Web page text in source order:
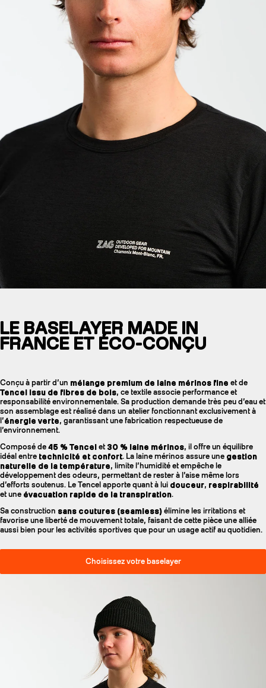
LE BASELAYER MADE IN
FRANCE ET ÉCO-CONÇU
Conçu à partir d’un mélange premium de laine mérinos fine et de
Tencel issu de fibres de bois, ce textile associe performance et
responsabilité environnementale. Sa production demande très peu d’eau et
son assemblage est réalisé dans un atelier fonctionnant exclusivement à
l’énergie verte, garantissant une fabrication respectueuse de
l’environnement.
Composé de 45 % Tencel et 30 % laine mérinos, il offre un équilibre
idéal entre technicité et confort. La laine mérinos assure une gestion
naturelle de la température, limite l’humidité et empêche le
développement des odeurs, permettant de rester à l’aise même lors
d’efforts soutenus. Le Tencel apporte quant à lui douceur, respirabilité
et une évacuation rapide de la transpiration.
Sa construction sans coutures (seamless) élimine les irritations et
favorise une liberté de mouvement totale, faisant de cette pièce une alliée
aussi bien pour les activités sportives que pour un usage actif au quotidien.
Choisissez votre baselayer